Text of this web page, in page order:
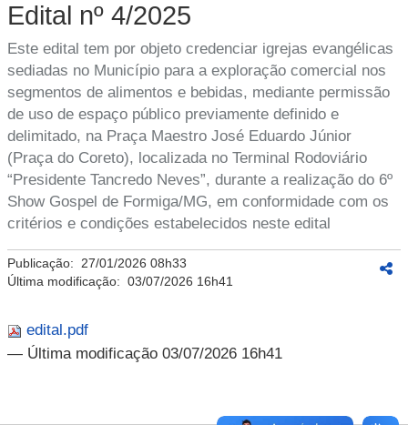
Edital nº 4/2025
Este edital tem por objeto credenciar igrejas evangélicas
sediadas no Município para a exploração comercial nos
segmentos de alimentos e bebidas, mediante permissão
de uso de espaço público previamente definido e
delimitado, na Praça Maestro José Eduardo Júnior
(Praça do Coreto), localizada no Terminal Rodoviário
“Presidente Tancredo Neves”, durante a realização do 6º
Show Gospel de Formiga/MG, em conformidade com os
critérios e condições estabelecidos neste edital
Publicação: 27/01/2026 08h33
Última modificação: 03/07/2026 16h41
edital.pdf
— Última modificação 03/07/2026 16h41